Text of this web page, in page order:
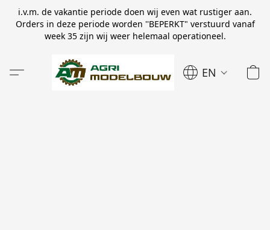
i.v.m. de vakantie periode doen wij even wat rustiger aan.
Orders in deze periode worden ''BEPERKT" verstuurd vanaf
week 35 zijn wij weer helemaal operationeel.
EN